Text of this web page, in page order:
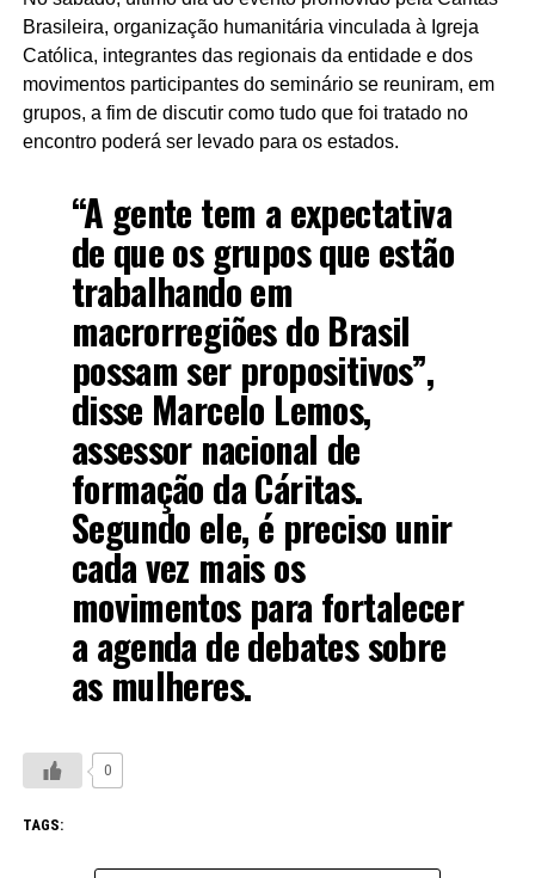
Brasileira, organização humanitária vinculada à Igreja
Católica, integrantes das regionais da entidade e dos
movimentos participantes do seminário se reuniram, em
grupos, a fim de discutir como tudo que foi tratado no
encontro poderá ser levado para os estados.
“A gente tem a expectativa
de que os grupos que estão
trabalhando em
macrorregiões do Brasil
possam ser propositivos”,
disse Marcelo Lemos,
assessor nacional de
formação da Cáritas.
Segundo ele, é preciso unir
cada vez mais os
movimentos para fortalecer
a agenda de debates sobre
as mulheres.
0
TAGS: